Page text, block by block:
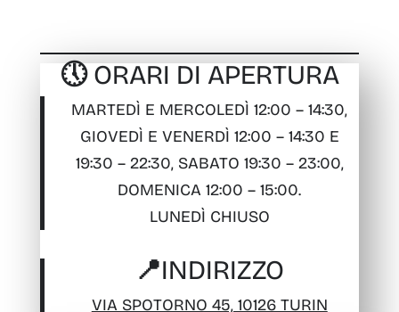
🕔 ORARI DI APERTURA
MARTEDÌ E MERCOLEDÌ 12:00 – 14:30,
GIOVEDÌ E VENERDÌ 12:00 – 14:30 E
19:30 – 22:30, SABATO 19:30 – 23:00,
DOMENICA 12:00 – 15:00.
LUNEDÌ CHIUSO
📍INDIRIZZO
VIA SPOTORNO 45, 10126 TURIN